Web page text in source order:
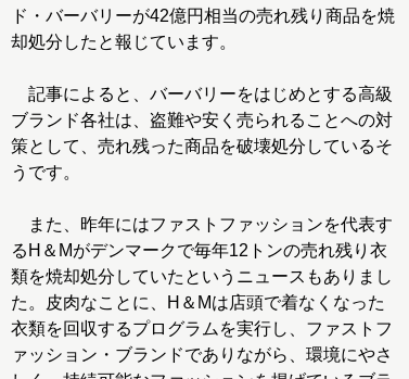
ド・バーバリーが42億円相当の売れ残り商品を焼
却処分したと報じています。
記事によると、バーバリーをはじめとする高級
ブランド各社は、盗難や安く売られることへの対
策として、売れ残った商品を破壊処分しているそ
うです。
また、昨年にはファストファッションを代表す
るH＆Mがデンマークで毎年12トンの売れ残り衣
類を焼却処分していたというニュースもありまし
た。皮肉なことに、H＆Mは店頭で着なくなった
衣類を回収するプログラムを実行し、ファストフ
ァッション・ブランドでありながら、環境にやさ